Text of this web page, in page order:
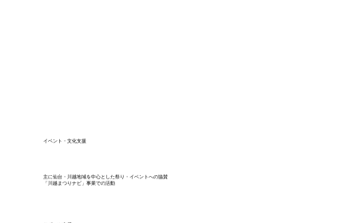
​イベント・文化支援
主に仙台・川越地域を中心とした祭り・イベントへの協賛
​「川越まつりナビ」事業での活動